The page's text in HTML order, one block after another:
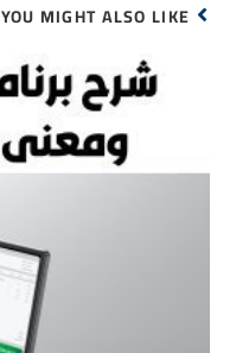
YOU MIGHT ALSO LIKE